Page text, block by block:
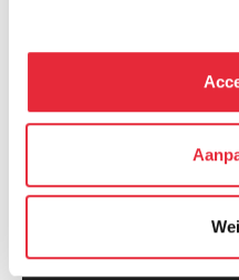
kunnen deze gegevens
hebben verzameld via het
kunt alle cookies
We werken samen met21
kunnen ontvangen en